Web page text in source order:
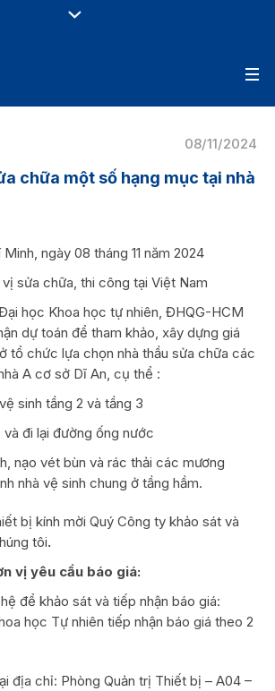
08/11/2024
chữa một số hạng mục tại nhà
ngày 08 tháng 11 năm 2024
sửa chữa, thi công tại Việt Nam
học Khoa học tự nhiên, ĐHQG-HCM
dự toán để tham khảo, xây dựng giá
tổ chức lựa chọn nhà thầu sửa chữa các
A cơ sở Dĩ An, cụ thể :
sinh tầng 2 và tầng 3
đi lại đường ống nước
nạo vét bùn và rác thải các mương
nhà vệ sinh chung ở tầng hầm.
bị kính mời Quý Công ty khảo sát và
tôi.
vị yêu cầu báo giá:
để khảo sát và tiếp nhận báo giá:
học Tự nhiên tiếp nhận báo giá theo 2
địa chỉ: Phòng Quản trị Thiết bị – A04 –